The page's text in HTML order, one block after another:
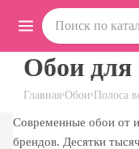
Главная›Обои›Полоса
Обои для
Современные обои от
брендов. Десятки